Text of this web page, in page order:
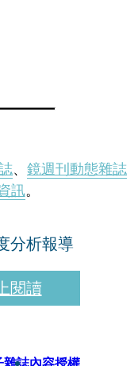
、 鏡週刊動態雜誌
訊。
分析報導
閱讀